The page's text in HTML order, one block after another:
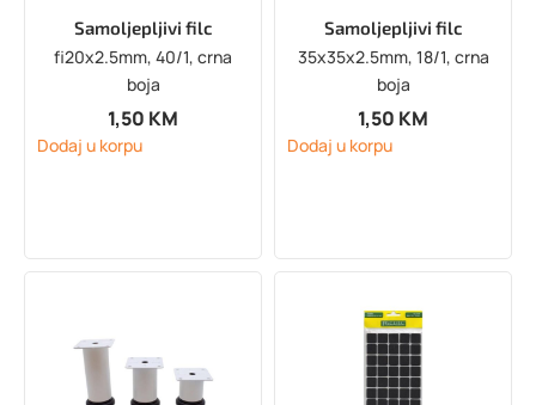
Samoljepljivi filc
fi20x2.5mm, 40/1, crna
boja
1,50 KM
Dodaj u korpu
Samoljepljivi filc
35x35x2.5mm, 18/1, crna
boja
1,50 KM
Dodaj u korpu